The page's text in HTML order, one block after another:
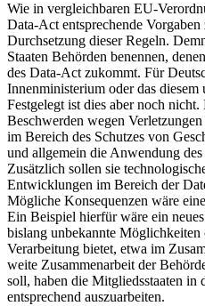
Wie in vergleichbaren EU-
Data-Act entsprechende
Durchsetzung dieser Regeln.
Staaten Behörden benennen,
des Data-Act zukommt. Für
Innenministerium oder das
Festgelegt ist dies aber noch
Beschwerden wegen
im Bereich des Schutzes von
und allgemein die Anwendung
Zusätzlich sollen sie
Entwicklungen im Bereich der
Mögliche Konsequenzen wäre
Ein Beispiel hierfür wäre ein
bislang unbekannte Möglichkeiten
Verarbeitung bietet, etwa im
weite Zusammenarbeit der
soll, haben die Mitgliedsstaaten in
entsprechend auszuarbeiten.